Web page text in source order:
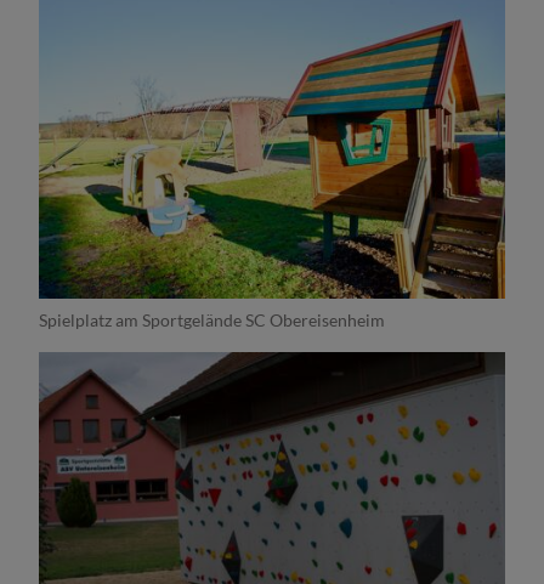
Spielplatz am Sportgelände SC Obereisenheim